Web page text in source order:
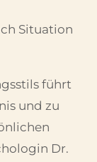
Situation
führt
und zu
Dr.